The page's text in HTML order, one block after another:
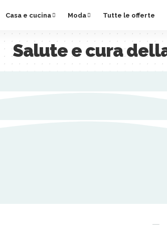
Casa e cucina Moda Tutte le offerte
Salute e cura